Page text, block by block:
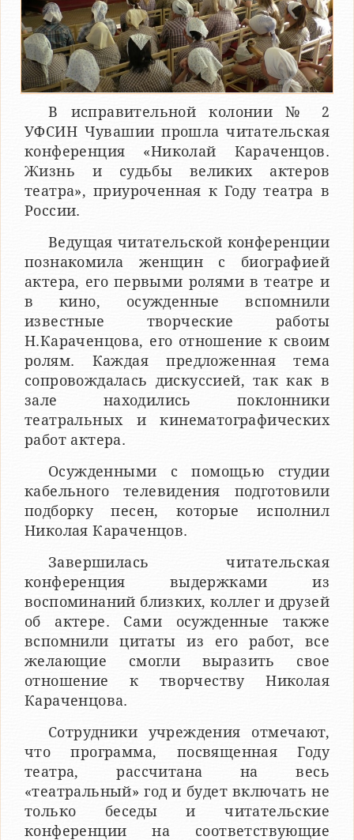
В исправительной колонии № 2
УФСИН Чувашии прошла читательская
конференция «Николай Караченцов.
Жизнь и судьбы великих актеров
театра», приуроченная к Году театра в
России.
Ведущая читательской конференции
познакомила женщин с биографией
актера, его первыми ролями в театре и
в кино, осужденные вспомнили
известные творческие работы
Н.Караченцова, его отношение к своим
ролям. Каждая предложенная тема
сопровождалась дискуссией, так как в
зале находились поклонники
театральных и кинематографических
работ актера.
Осужденными с помощью студии
кабельного телевидения подготовили
подборку песен, которые исполнил
Николая Караченцов.
Завершилась читательская
конференция выдержками из
воспоминаний близких, коллег и друзей
об актере. Сами осужденные также
вспомнили цитаты из его работ, все
желающие смогли выразить свое
отношение к творчеству Николая
Караченцова.
Сотрудники учреждения отмечают,
что программа, посвященная Году
театра, рассчитана на весь
«театральный» год и будет включать не
только беседы и читательские
конференции на соответствующие